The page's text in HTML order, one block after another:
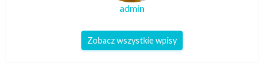
admin
Zobacz wszystkie wpisy